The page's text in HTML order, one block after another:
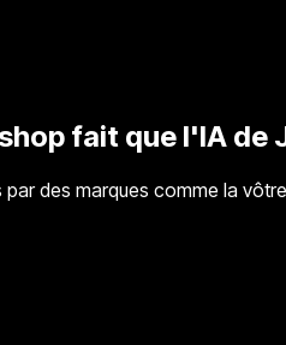
fait que l'IA de
des marques comme la